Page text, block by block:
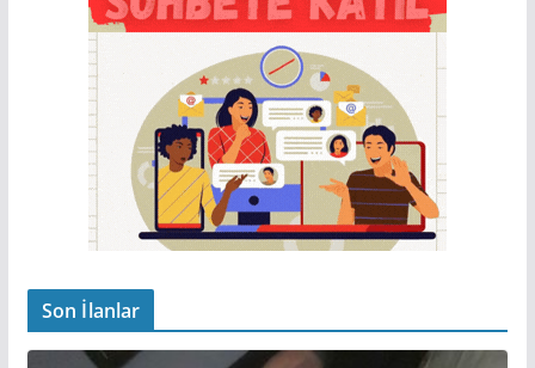
Son İlanlar